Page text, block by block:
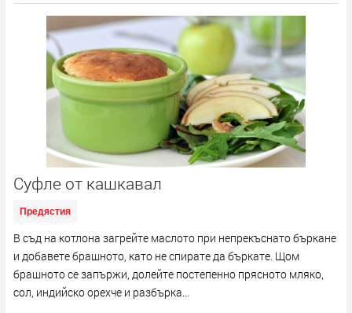
Суфле от кашкавал
Предястия
В съд на котлона загрейте маслото при непрекъснато бъркане
и добавете брашното, като не спирате да бъркате. Щом
брашното се запържи, долейте постепенно прясното мляко,
сол, индийско орехче и разбърка...